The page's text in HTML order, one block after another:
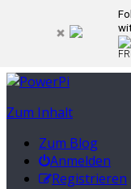
Zum Inhalt
Zum Blog
Anmelden
Registrieren